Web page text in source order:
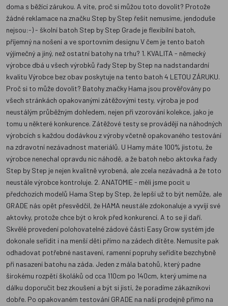
doma s běžící zárukou. A víte, proč si můžou toto dovolit? Protože
žádné reklamace na značku Step by Step řešit nemusíme, jendoduše
nejsou:-) - školní batoh Step by Step Grade je flexibilní batoh,
příjemný na nošení a ve sportovním designu V čem je tento batoh
výjimečný a jiný, než ostatní batohy na trhu? 1. KVALITA - německý
výrobce dbá u všech výrobků řady Step by Step na nadstandardní
kvalitu Výrobce bez obav poskytuje na tento batoh 4 LETOU ZÁRUKU.
Proč si to může dovolit? Batohy značky Hama jsou prověřovány po
všech stránkách opakovanými zátěžovými testy, výroba je pod
neustálým průběžným dohledem, nejen při vzorování kolekce, jako je
tomu u některé konkurence. Zátěžové testy se provádějí na náhodných
výrobcích s každou dodávkou z výroby včetně opakovaného testování
na zdravotní nezávadnost materiálů. U Hamy máte 100% jistotu, že
výrobce nenechal opravdu nic náhodě, a že batoh nebo aktovka řady
Step by Step je nejen kvalitně vyrobená, ale zcela nezávadná a že toto
neustále výrobce kontroluje. 2. ANATOMIE - měli jsme pocit u
předchozích modelů Hama Step by Step, že lepší už to být nemůže, ale
GRADE nás opět přesvědčil, že HAMA neustále zdokonaluje a vyvíjí své
aktovky, protože chce být o krok před konkurencí. A to se jí daří.
Skvělé provedení polohovatelné zádové části Easy Grow systém jde
dokonale seřídit i na menší děti přímo na zádech dítěte. Nemusíte pak
odhadovat potřebné nastavení, ramenní popruhy seřídíte bezchybně
při nasazení batohu na záda. Jeden z mála batohů, který padne
širokému rozpětí školáků od cca 110cm po 140cm, který umíme na
dálku doporučit bez zkoušení a být si jistí, že poradíme zákazníkovi
dobře. Po opakovaném testování GRADE na naší prodejně přímo na